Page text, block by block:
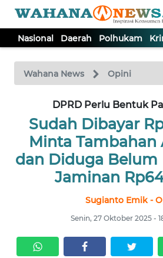
Nasional Daerah Polhukam
Wahana News Opini
DPRD Perlu Bentuk
Sudah Dibayar
Minta Tambahan
dan Diduga Belum
Jaminan
Sugianto Emik -
Senin, 27 Oktober 2025 -
TV
Tutup
NASIONAL
DAERAH
POLHUKAM
EKUIN